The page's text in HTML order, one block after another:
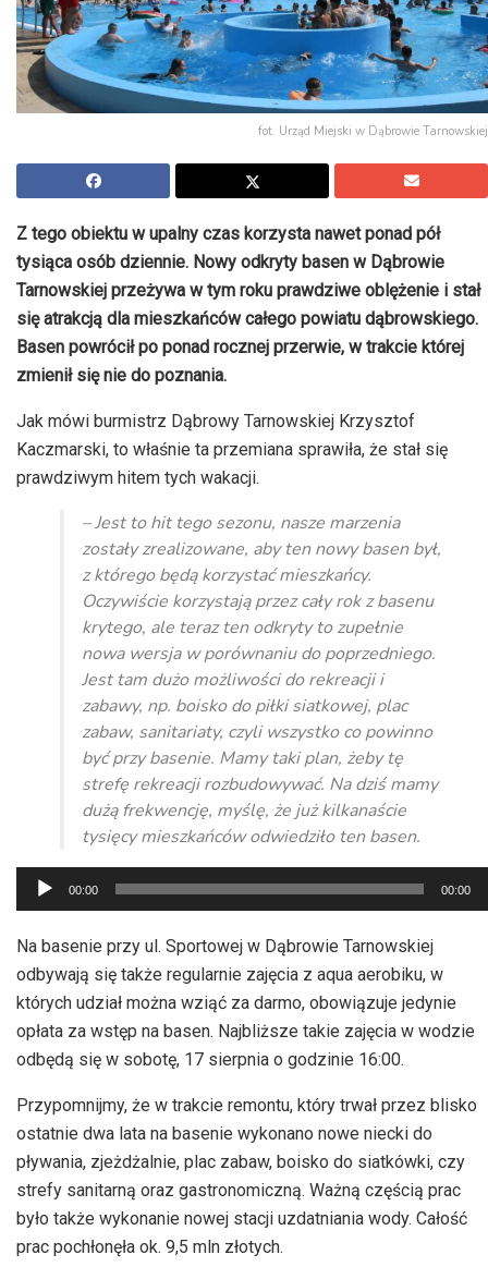
fot. Urząd Miejski w Dąbrowie Tarnowskiej
Z tego obiektu w upalny czas korzysta nawet ponad pół
tysiąca osób dziennie. Nowy odkryty basen w Dąbrowie
Tarnowskiej przeżywa w tym roku prawdziwe oblężenie i stał
się atrakcją dla mieszkańców całego powiatu dąbrowskiego.
Basen powrócił po ponad rocznej przerwie, w trakcie której
zmienił się nie do poznania.
Jak mówi burmistrz Dąbrowy Tarnowskiej Krzysztof
Kaczmarski, to właśnie ta przemiana sprawiła, że stał się
prawdziwym hitem tych wakacji.
– Jest to hit tego sezonu, nasze marzenia
zostały zrealizowane, aby ten nowy basen był,
z którego będą korzystać mieszkańcy.
Oczywiście korzystają przez cały rok z basenu
krytego, ale teraz ten odkryty to zupełnie
nowa wersja w porównaniu do poprzedniego.
Jest tam dużo możliwości do rekreacji i
zabawy, np. boisko do piłki siatkowej, plac
zabaw, sanitariaty, czyli wszystko co powinno
być przy basenie. Mamy taki plan, żeby tę
strefę rekreacji rozbudowywać. Na dziś mamy
dużą frekwencję, myślę, że już kilkanaście
tysięcy mieszkańców odwiedziło ten basen.
Odtwarzacz
plików
dźwiękowych
00:00 00:00
Na basenie przy ul. Sportowej w Dąbrowie Tarnowskiej
odbywają się także regularnie zajęcia z aqua aerobiku, w
których udział można wziąć za darmo, obowiązuje jedynie
opłata za wstęp na basen. Najbliższe takie zajęcia w wodzie
odbędą się w sobotę, 17 sierpnia o godzinie 16:00.
Przypomnijmy, że w trakcie remontu, który trwał przez blisko
ostatnie dwa lata na basenie wykonano nowe niecki do
pływania, zjeżdżalnie, plac zabaw, boisko do siatkówki, czy
strefy sanitarną oraz gastronomiczną. Ważną częścią prac
było także wykonanie nowej stacji uzdatniania wody. Całość
prac pochłonęła ok. 9,5 mln złotych.